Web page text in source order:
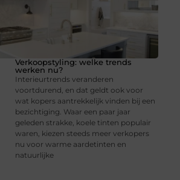
Verkoopstyling: welke trends
werken nu?
Interieurtrends veranderen
voortdurend, en dat geldt ook voor
wat kopers aantrekkelijk vinden bij een
bezichtiging. Waar een paar jaar
geleden strakke, koele tinten populair
waren, kiezen steeds meer verkopers
nu voor warme aardetinten en
natuurlijke